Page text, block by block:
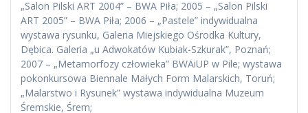
„Salon Pilski ART 2004” – BWA Piła; 2005 – „Salon Pilski
ART 2005” – BWA Piła; 2006 – „Pastele” indywidualna
wystawa rysunku, Galeria Miejskiego Ośrodka Kultury,
Dębica. Galeria „u Adwokatów Kubiak-Szkurak”, Poznań;
2007 – „Metamorfozy człowieka” BWAiUP w Pile; wystawa
pokonkursowa Biennale Małych Form Malarskich, Toruń;
„Malarstwo i Rysunek” wystawa indywidualna Muzeum
Śremskie, Śrem;